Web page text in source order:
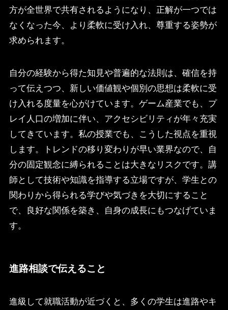
方が全世界で共有されるようになり、正解が一つでは
なくなった今、より柔軟に受け入れ、尊重する姿勢が
求められます。
自分の経験から得た知見や普遍的な法則は、確信を持
って伝えつつ、新しい価値観や個別の思想は柔軟に受
け入れる度量を心がけています。ゲーム産業でも、プ
レイ人口の増加に伴い、アクセシビリティが年々充実
してきています。私の授業でも、こうした視点を重視
します。トレンドの移り変わりが早い業界なので、自
分の固定観念に縛られることは大きなリスクです。講
師として技術や知識を指導する立場ですが、学生との
関わりから得られる学びや気づきを大切にすること
で、良好な関係を築き、自身の成長にもつなげていま
す。
進路相談で伝えること
進級して就職活動が近づくと、多くの学生は進路やキ